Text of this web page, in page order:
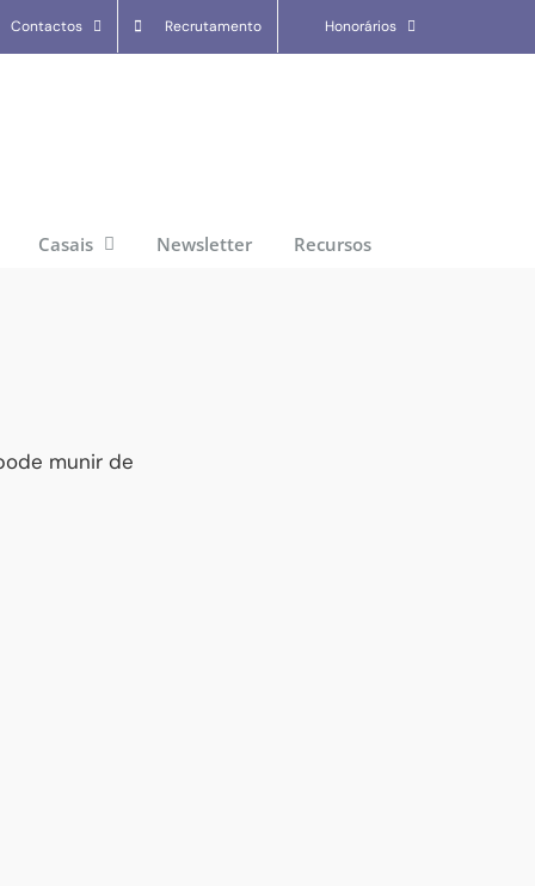
Contactos Recrutamento Honorários
Casais Newsletter Recursos
munir de